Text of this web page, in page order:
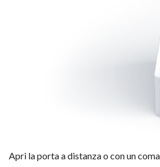
Apri la porta a distanza o con un